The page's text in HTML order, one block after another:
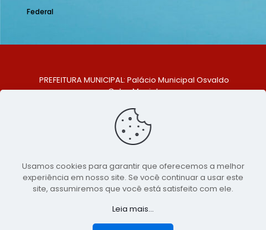
Federal
PREFEITURA MUNICIPAL: Palácio Municipal Osvaldo
Celso Maciel
Centro, São Bento do Una - PE. CEP: 553370-128
TELEFONE: (81) 99548-1569
E-MAIL: ouvidoria@saobentodouna.pe.gov.br
Copyright 2021-2026 - Assessoria de Comunicação da
Prefeitura de São Bento do Una - PE
publicidadeLumusWeb - Agência Digital
Usamos cookies para garantir que oferecemos a melhor
experiência em nosso site. Se você continuar a usar este
site, assumiremos que você está satisfeito com ele.
Leia mais...